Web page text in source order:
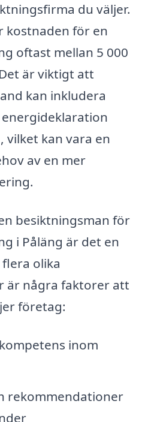
du väljer.
kostnaden för en
oftast mellan 5 000
är viktigt att
kan inkludera
kan vara en
av en mer
besiktningsman för
i Påläng är det en
olika
är några faktorer att
företag:
inom
rekommendationer